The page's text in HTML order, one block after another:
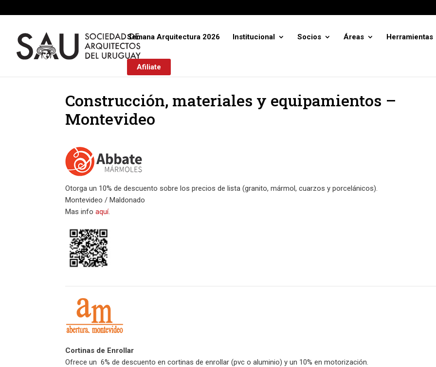
Semana Arquitectura 2026 Institucional Socios Áreas Herramientas
Afiliate
Construcción, materiales y equipamientos –
Montevideo
Otorga un 10% de descuento sobre los precios de lista (granito, mármol, cuarzos y porcelánicos).
Montevideo / Maldonado
Mas infoaquí.
Cortinas de Enrollar
Ofrece un 6% de descuento en cortinas de enrollar (pvc o aluminio) y un 10% en motorización.